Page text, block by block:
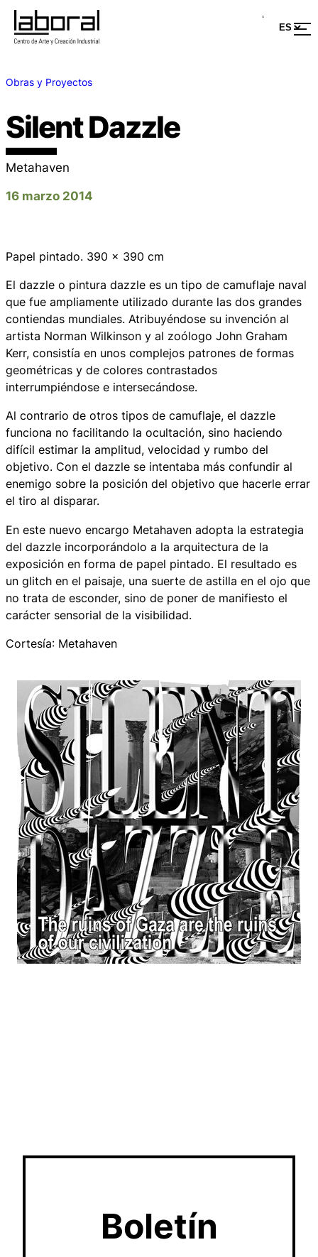
Obras y Proyectos
Silent Dazzle
Metahaven
16 marzo 2014
Papel pintado. 390 x 390 cm
El dazzle o pintura dazzle es un tipo de camuflaje naval
que fue ampliamente utilizado durante las dos grandes
contiendas mundiales. Atribuyéndose su invención al
artista Norman Wilkinson y al zoólogo John Graham
Kerr, consistía en unos complejos patrones de formas
geométricas y de colores contrastados
interrumpiéndose e intersecándose.
Al contrario de otros tipos de camuflaje, el dazzle
funciona no facilitando la ocultación, sino haciendo
difícil estimar la amplitud, velocidad y rumbo del
objetivo. Con el dazzle se intentaba más confundir al
enemigo sobre la posición del objetivo que hacerle errar
el tiro al disparar.
En este nuevo encargo Metahaven adopta la estrategia
del dazzle incorporándolo a la arquitectura de la
exposición en forma de papel pintado. El resultado es
un glitch en el paisaje, una suerte de astilla en el ojo que
no trata de esconder, sino de poner de manifiesto el
carácter sensorial de la visibilidad.
Cortesía: Metahaven
Boletín